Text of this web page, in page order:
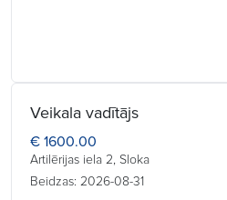
Veikala vadītājs
€ 1600.00
Artilērijas iela 2, Sloka
Beidzas: 2026-08-31